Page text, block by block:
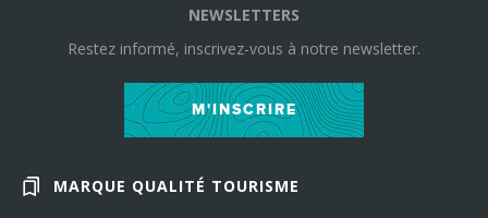
NEWSLETTERS
Restez informé, inscrivez-vous à notre newsletter.
M'INSCRIRE
MARQUE QUALITÉ TOURISME